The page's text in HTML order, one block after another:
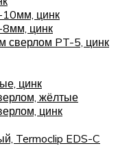
10мм, цинк
8мм, цинк
сверлом PT-5, цинк
цинк
жёлтые
цинк
Termoclip EDS-C